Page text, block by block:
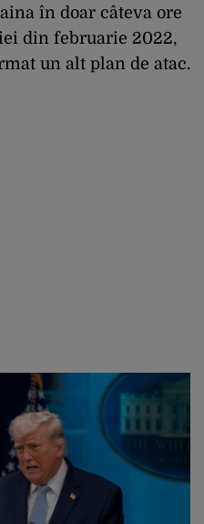
în doar câteva ore
din februarie 2022,
un alt plan de atac.